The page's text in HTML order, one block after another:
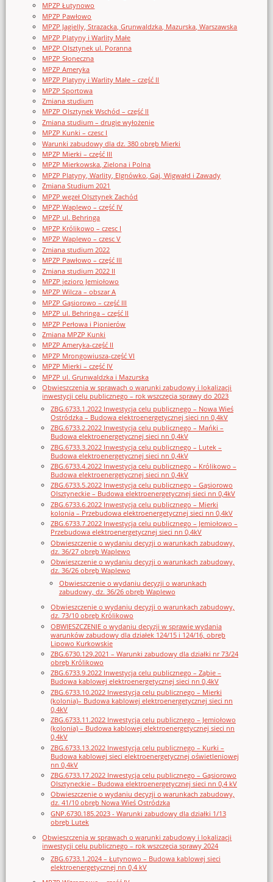
MPZP Łutynowo
MPZP Pawłowo
MPZP Jagielly, Strazacka, Grunwaldzka, Mazurska, Warszawska
MPZP Platyny i Warlity Małe
MPZP Olsztynek ul. Poranna
MPZP Słoneczna
MPZP Ameryka
MPZP Platyny i Warlity Małe – część II
MPZP Sportowa
Zmiana studium
MPZP Olsztynek Wschód – część II
Zmiana studium – drugie wyłożenie
MPZP Kunki – czesc I
Warunki zabudowy dla dz. 380 obręb Mierki
MPZP Mierki – część III
MPZP Mierkowska, Zielona i Polna
MPZP Platyny, Warlity, Elgnówko, Gaj, Wigwałd i Zawady
Zmiana Studium 2021
MPZP węzeł Olsztynek Zachód
MPZP Waplewo – część IV
MPZP ul. Behringa
MPZP Królikowo – czesc I
MPZP Waplewo – czesc V
Zmiana studium 2022
MPZP Pawłowo – część III
Zmiana studium 2022 II
MPZP jezioro Jemiołowo
MPZP Wilcza – obszar A
MPZP Gąsiorowo – część III
MPZP ul. Behringa – część II
MPZP Perłowa i Pionierów
Zmiana MPZP Kunki
MPZP Ameryka-część II
MPZP Mrongowiusza-część VI
MPZP Mierki – część IV
MPZP ul. Grunwaldzka i Mazurska
Obwieszczenia w sprawach o warunki zabudowy i lokalizacji
inwestycji celu publicznego – rok wszczęcia sprawy do 2023
ZBG.6733.1.2022 Inwestycja celu publicznego – Nowa Wieś
Ostródzka – Budowa elektroenergetycznej sieci nn 0,4kV
ZBG.6733.2.2022 Inwestycja celu publicznego – Mańki –
Budowa elektroenergetycznej sieci nn 0,4kV
ZBG.6733.3.2022 Inwestycja celu publicznego – Lutek –
Budowa elektroenergetycznej sieci nn 0,4kV
ZBG.6733.4.2022 Inwestycja celu publicznego – Królikowo –
Budowa elektroenergetycznej sieci nn 0,4kV
ZBG.6733.5.2022 Inwestycja celu publicznego – Gąsiorowo
Olsztyneckie – Budowa elektroenergetycznej sieci nn 0,4kV
ZBG.6733.6.2022 Inwestycja celu publicznego – Mierki
kolonia – Przebudowa elektroenergetycznej sieci nn 0,4kV
ZBG.6733.7.2022 Inwestycja celu publicznego – Jemiołowo –
Przebudowa elektroenergetycznej sieci nn 0,4kV
Obwieszczenie o wydaniu decyzji o warunkach zabudowy,
dz. 36/27 obręb Waplewo
Obwieszczenie o wydaniu decyzji o warunkach zabudowy,
dz. 36/26 obręb Waplewo
Obwieszczenie o wydaniu decyzji o warunkach
zabudowy, dz. 36/26 obręb Waplewo
Obwieszczenie o wydaniu decyzji o warunkach zabudowy,
dz. 73/10 obręb Królikowo
OBWIESZCZENIE o wydaniu decyzji w sprawie wydania
warunków zabudowy dla działek 124/15 i 124/16, obręb
Lipowo Kurkowskie
ZBG.6730.129.2021 – Warunki zabudowy dla działki nr 73/24
obręb Królikowo
ZBG.6733.9.2022 Inwestycja celu publicznego – Ząbie –
Budowa kablowej elektroenergetycznej sieci nn 0,4kV
ZBG.6733.10.2022 Inwestycja celu publicznego – Mierki
(kolonia)– Budowa kablowej elektroenergetycznej sieci nn
0,4kV
ZBG.6733.11.2022 Inwestycja celu publicznego – Jemiołowo
(kolonia) – Budowa kablowej elektroenergetycznej sieci nn
0,4kV
ZBG.6733.13.2022 Inwestycja celu publicznego – Kurki –
Budowa kablowej sieci elektroenergetycznej oświetleniowej
nn 0,4kV
ZBG.6733.17.2022 Inwestycja celu publicznego – Gąsiorowo
Olsztyneckie – Budowa elektroenergetycznej sieci nn 0,4 kV
Obwieszczenie o wydaniu decyzji o warunkach zabudowy,
dz. 41/10 obręb Nowa Wieś Ostródzka
GNP.6730.185.2023 - Warunki zabudowy dla działki 1/13
obręb Lutek
Obwieszczenia w sprawach o warunki zabudowy i lokalizacji
inwestycji celu publicznego – rok wszczęcia sprawy 2024
ZBG.6733.1.2024 – Łutynowo – Budowa kablowej sieci
elektroenergetycznej nn 0,4 kV